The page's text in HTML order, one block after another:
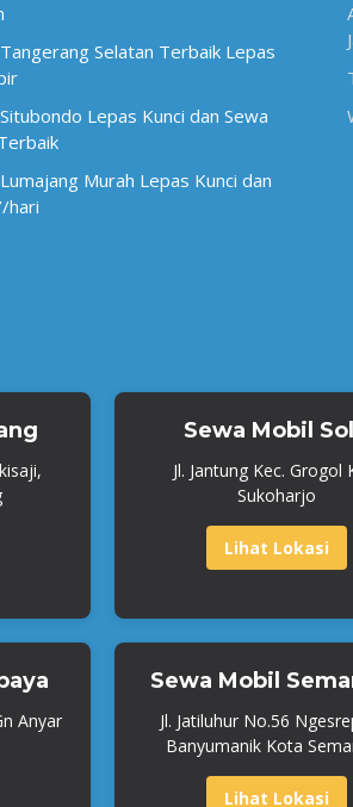
Selatan Terbaik Lepas
Lepas Kunci dan Sewa
Murah Lepas Kunci dan
hari
Sewa Mobil
Jl. Jantung Kec. Grogol
Sukoharjo
Lihat Lokasi
Anyar
Sewa Mobil
Jl. Jatiluhur No.56
Banyumanik Kota
Lihat Lokasi